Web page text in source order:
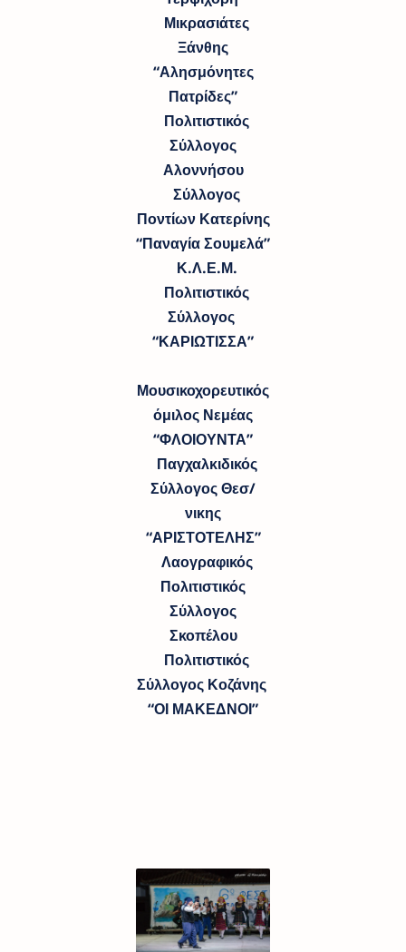
Μικρασιάτες
Ξάνθης
“Αλησμόνητες
Πατρίδες”
Πολιτιστικός
Σύλλογος
Αλοννήσου
Σύλλογος
Ποντίων Κατερίνης
“Παναγία Σουμελά”
Κ.Λ.Ε.Μ.
Πολιτιστικός
Σύλλογος
“ΚΑΡΙΩΤΙΣΣΑ”
Μουσικοχορευτικός
όμιλος Νεμέας
“ΦΛΟΙΟΥΝΤΑ”
Παγχαλκιδικός
Σύλλογος Θεσ/
νικης
“ΑΡΙΣΤΟΤΕΛΗΣ”
Λαογραφικός
Πολιτιστικός
Σύλλογος
Σκοπέλου
Πολιτιστικός
Σύλλογος Κοζάνης
“ΟΙ ΜΑΚΕΔΝΟΙ”